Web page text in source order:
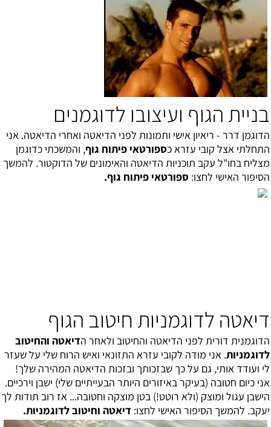
בניית הגוף ועיצובו לדוגמנים
הדוגמן דרר - ריאיון אישי ותמונות לפני הדיאטה ואחרי הדיאטה. אני
התחלתי אצל קובי עזרא כספורטאי פיתוח גוף, והמשכתי כדוגמן
מצליח בחו"ל עקב תוכניות הדיאטה והאימונים של הדוקטור. להמשך
הסיפור האישי לחצו: ספורטאי פיתוח גוף.
דיאטה לדוגמניות חיטוב הגוף
הדוגמנית דורית לפני הדיאטה והחיטוב ולאחר הדיאטה והחיטוב
לדוגמניות. אני מודה לקובי עזרא התזונאי ואיש הרוח שלי על שעזר
לי ועודד אותי, גם על כך שבזכותך ובזכות הדיאטה המהירה שלך!
אני כיום חטובה (בעיקר באיזורים היותר הבעייתיים שלי) ישבן וירכיים.
הישבן עגול ומוצק (ולא רוטט!) בטן מוצקה וחטובה... אז רוב תודות לך
יעקב. להמשך הסיפור האישי לחצו: דיאטה וחיטוב לדוגמניות.